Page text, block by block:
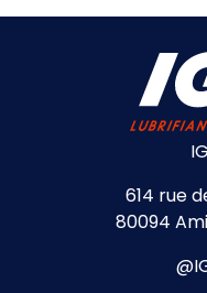
614 rue
80094